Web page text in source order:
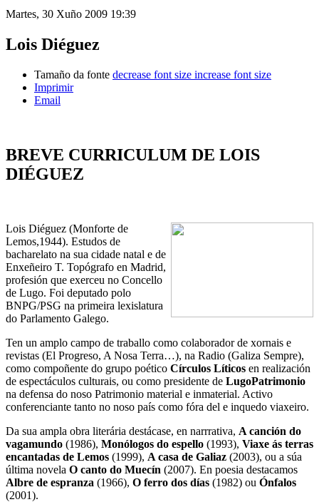
Martes, 30 Xuño 2009 19:39
Lois Diéguez
Tamaño da fonte decrease font size increase font size
Imprimir
Email
BREVE CURRICULUM DE LOIS
DIÉGUEZ
Lois Diéguez (Monforte de
Lemos,1944). Estudos de
bacharelato na sua cidade natal e de
Enxeñeiro T. Topógrafo en Madrid,
profesión que exerceu no Concello
de Lugo. Foi deputado polo
BNPG/PSG na primeira lexislatura
do Parlamento Galego.
Ten un amplo campo de traballo como colaborador de xornais e
revistas (El Progreso, A Nosa Terra…), na Radio (Galiza Sempre),
como compoñente do grupo poético Círculos Líticos en realización
de espectáculos culturais, ou como presidente de LugoPatrimonio
na defensa do noso Patrimonio material e inmaterial. Activo
conferenciante tanto no noso país como fóra del e inquedo viaxeiro.
Da sua ampla obra literária destácase, en narrrativa, A canción do
vagamundo (1986), Monólogos do espello (1993), Viaxe ás terras
encantadas de Lemos (1999), A casa de Galiaz (2003), ou a súa
última novela O canto do Muecín (2007). En poesia destacamos
Albre de espranza (1966), O ferro dos días (1982) ou Ónfalos
(2001).